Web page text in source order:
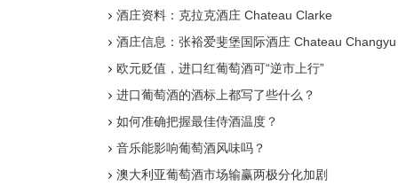
酒庄资料：克拉克酒庄 Chateau Clarke
酒庄信息：张裕爱斐堡国际酒庄 Chateau
欧元贬值，进口红葡萄酒可“逆市上行”
进口葡萄酒的酒标上都写了些什么？
如何准确把握最佳侍酒温度？
音乐能影响葡萄酒风味吗？
澳大利亚葡萄酒市场输赢两极分化加剧